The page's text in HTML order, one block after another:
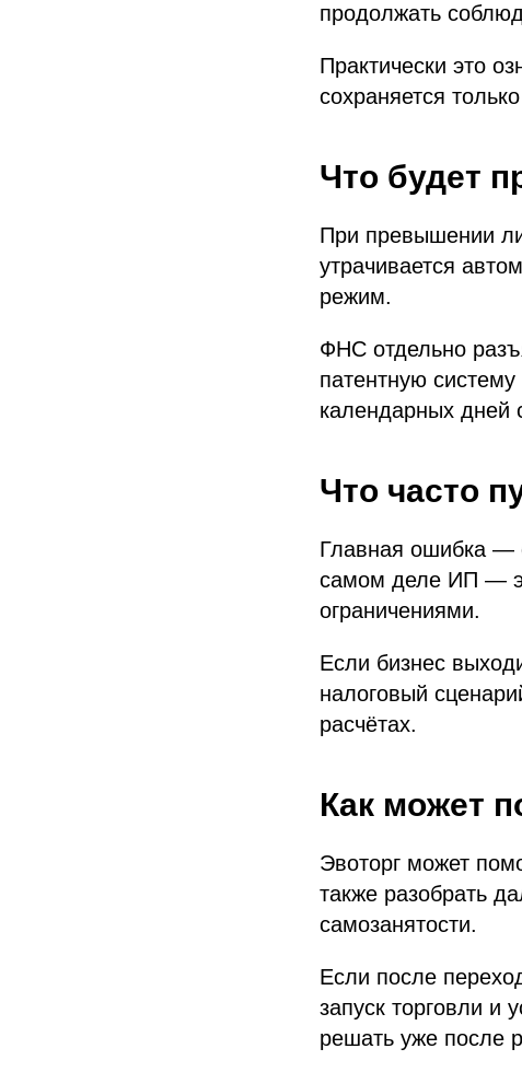
продолжать
Практически это
сохраняется
Что будет
При превышении
утрачивается
режим.
ФНС отдельно
патентную
календарных дней
Что часто
Главная ошибка —
самом деле ИП —
ограничениями.
Если бизнес
налоговый
расчётах.
Как может
Эвоторг может
также разобрать
самозанятости.
Если после
запуск торговли и
решать уже после